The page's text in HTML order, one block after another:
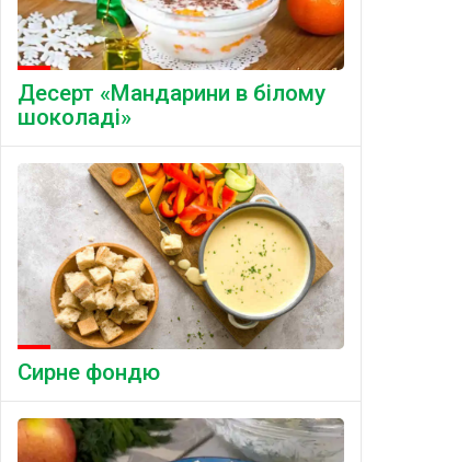
Десерт «Мандарини в білому
шоколаді»
Сирне фондю